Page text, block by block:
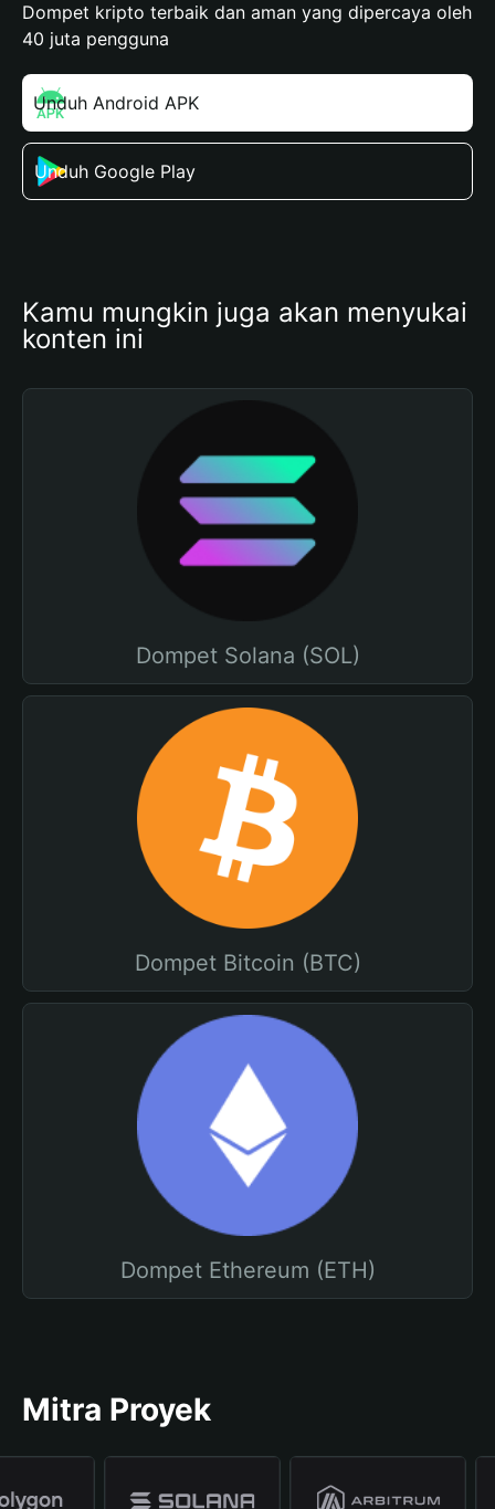
Dompet kripto terbaik dan aman yang dipercaya oleh
40 juta pengguna
Unduh Android APK
Unduh Google Play
Kamu mungkin juga akan menyukai
konten ini
Dompet Solana (SOL)
Dompet Bitcoin (BTC)
Dompet Ethereum (ETH)
Mitra Proyek